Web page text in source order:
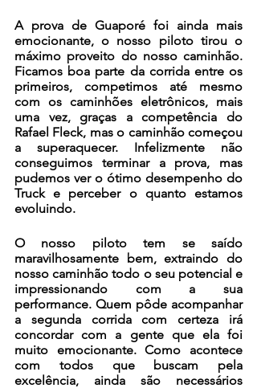
A prova de Guaporé foi ainda mais
emocionante, o nosso piloto tirou o
máximo proveito do nosso caminhão.
Ficamos boa parte da corrida entre os
primeiros, competimos até mesmo
com os caminhões eletrônicos, mais
uma vez, graças a competência do
Rafael Fleck, mas o caminhão começou
a superaquecer. Infelizmente não
conseguimos terminar a prova, mas
pudemos ver o ótimo desempenho do
Truck e perceber o quanto estamos
evoluindo.
O nosso piloto tem se saído
maravilhosamente bem, extraindo do
nosso caminhão todo o seu potencial e
impressionando com a sua
performance. Quem pôde acompanhar
a segunda corrida com certeza irá
concordar com a gente que ela foi
muito emocionante. Como acontece
com todos que buscam pela
excelência, ainda são necessários